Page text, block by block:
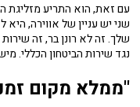
עם זאת, הוא התריע מזליגת
שני יש עניין של אווירה,
שלך. זה לא רונן בר, זה
נגד שירות הביטחון הכללי.
"ממלא מקום